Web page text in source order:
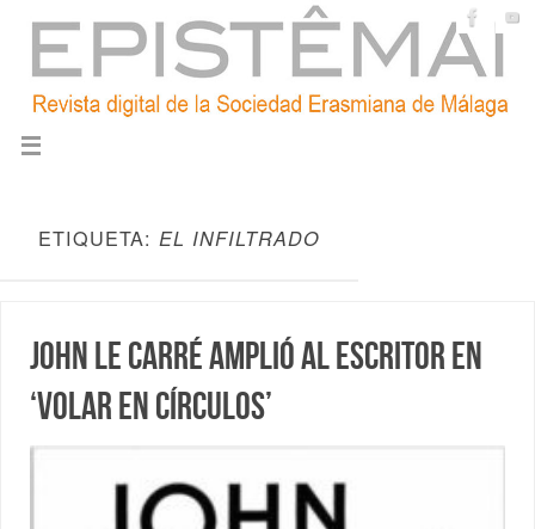
ETIQUETA: EL INFILTRADO
John le Carré amplió al escritor en
‘Volar en círculos’